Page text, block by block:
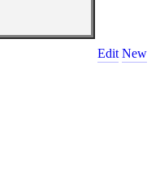
Edit New